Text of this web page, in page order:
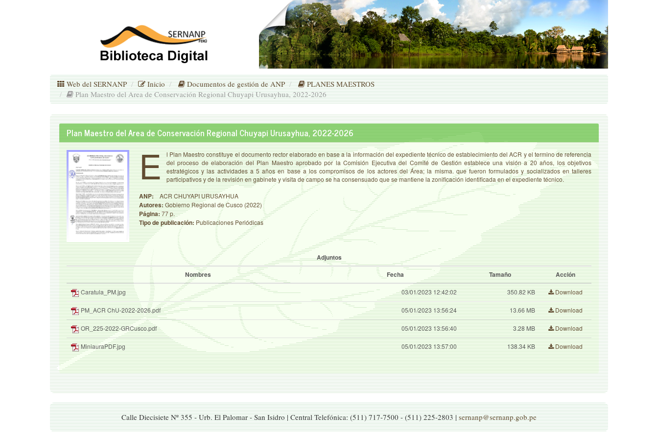
Webdel SERNANP Inicio Documentos de gestión de ANP
PLANES MAESTROS
Plan Maestro del Area de Conservación Regional Chuyapi Urusayhua, 2022-2026
Plan Maestro del Area de Conservación Regional Chuyapi Urusayhua, 2022-2026
E l Plan Maestro constituye el documento rector elaborado en base a la información del expediente técnico de establecimiento del ACR y el termino de referencia
del proceso de elaboración del Plan Maestro aprobado por la Comisión Ejecutiva del Comité de Gestión establece una visión a 20 años, los objetivos
estratégicos y las actividades a 5 años en base a los compromisos de los actores del Área; la misma. que fueron formulados y socializados en talleres
participativos y de la revisión en gabinete y visita de campo se ha consensuado que se mantiene la zonificación identificada en el expediente técnico.
ANP:ACR CHUYAPI URUSAYHUA
Autores:Gobierno Regional de Cusco (2022)
Página:77 p.
Tipo de publicación: Publicaciones Periódicas
Adjuntos
Nombres
Fecha Tamaño Acción
Caratula_PM.jpg 03/01/2023 12:42:02 350.82 KB Download
PM_ACR ChU-2022-2026.pdf 05/01/2023 13:56:24 13.66 MB Download
OR_225-2022-GRCusco.pdf 05/01/2023 13:56:40 3.28 MB Download
MiniauraPDF.jpg 05/01/2023 13:57:00 138.34 KB Download
Calle Diecisiete Nº 355 - Urb. El Palomar - San Isidro | Central Telefónica: (511) 717-7500 - (511) 225-2803 |sernanp@sernanp.gob.pe